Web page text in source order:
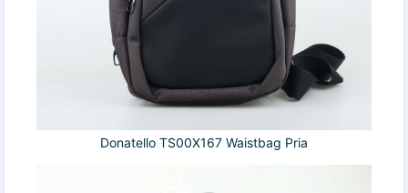
Donatello TS00X167 Waistbag Pria